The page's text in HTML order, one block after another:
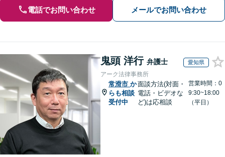
電話でお問い合わせ メールでお問い合わせ
鬼頭 洋行 弁護士 愛知県
アーク法律事務所
常滑市 か
らも相談
受付中
面談方法(対面・
電話・ビデオな
ど)は応相談
営業時間：0
9:30~18:00
（平日）